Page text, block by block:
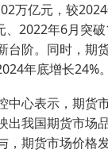
万亿元，较
、2022年6月突
台阶。同时，期
年底增长24%。
心表示，期货
出我国期货市场
，期货市场价格